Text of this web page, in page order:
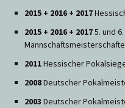
2015 + 2016 + 2017
2015 + 2016 + 20175. und
2011Hessischer
2008Deutscher
2003 Deutscher